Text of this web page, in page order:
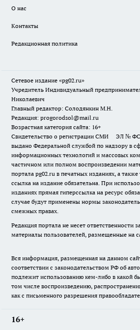
О нас
Контакты
Редакционная политика
Сетевое издание «pg02.ru»
Учредитель Индивидуальный
Николаевич
Главный редактор: Солодянкин М.Н.
Редакция: progorodsol@mail.ru
Возрастная категория сайта: 16+
Свидетельство о регистрации СМИ ЭЛ № ФС
выдано Федеральной службой по надзору в
информационных технологий и массовых
частичном или полном воспроизведении
портала pg02.ru в печатных изданиях, а
ссылка на издание обязательна. При
изданиях прямая гиперссылка на ресурс
случае будут применены нормы
смежных правах.
Редакция портала не несет ответственности
материалы пользователей, размещенные на
Вся информация, размещенная на данном
соответствии с законодательством РФ об
подлежит использованию кем-либо в какой
том числе воспроизведению,
как с письменного разрешения
16+